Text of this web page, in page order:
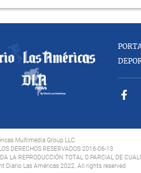
Multimedia Group LLC.
DERECHOS RESERVADOS 2016-06-13
LA REPRODUCCIÓN TOTAL O PARCIAL DE
Diario Las Américas 2022. All rights reserved